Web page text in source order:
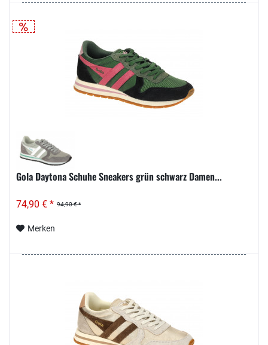
Gola Daytona Schuhe Sneakers grün schwarz Damen...
94,90 € *
74,90 € *
Merken